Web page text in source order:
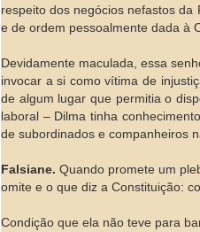
respeito dos negócios nefastos
e de ordem pessoalmente dada à
Devidamente maculada, essa
invocar a si como vítima de
de algum lugar que permitia o
laboral – Dilma tinha
de subordinados e companheiros
Falsiane.Quando promete um
omite e o que diz a Constituição:
Condição que ela não teve para